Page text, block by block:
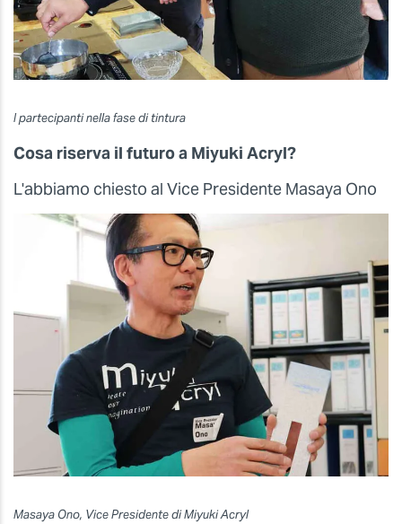
I partecipanti nella fase di tintura
Cosa riserva il futuro a Miyuki Acryl?
L'abbiamo chiesto al Vice Presidente Masaya Ono
Masaya Ono, Vice Presidente di Miyuki Acryl